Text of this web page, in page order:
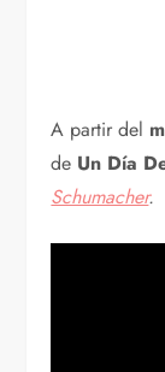
A partir del
de Un Día
Schumacher.